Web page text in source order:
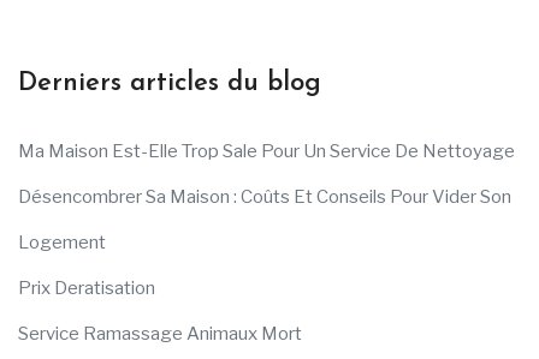
Derniers articles du blog
Ma Maison Est-Elle Trop Sale Pour Un Service De Nettoyage
Désencombrer Sa Maison : Coûts Et Conseils Pour Vider Son
Logement
Prix Deratisation
Service Ramassage Animaux Mort